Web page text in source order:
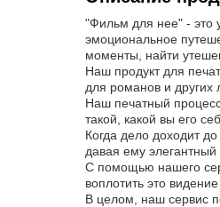
"Фильм для нее" - это
эмоциональное
моменты, найти
Наш продукт для
для романов и других
Наш печатный
такой, какой вы его
Когда дело доходит
давая ему
С помощью нашего
воплотить это видение
В целом, наш сервис